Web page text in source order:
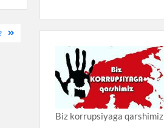
Biz korrupsiyaga qarshimiz